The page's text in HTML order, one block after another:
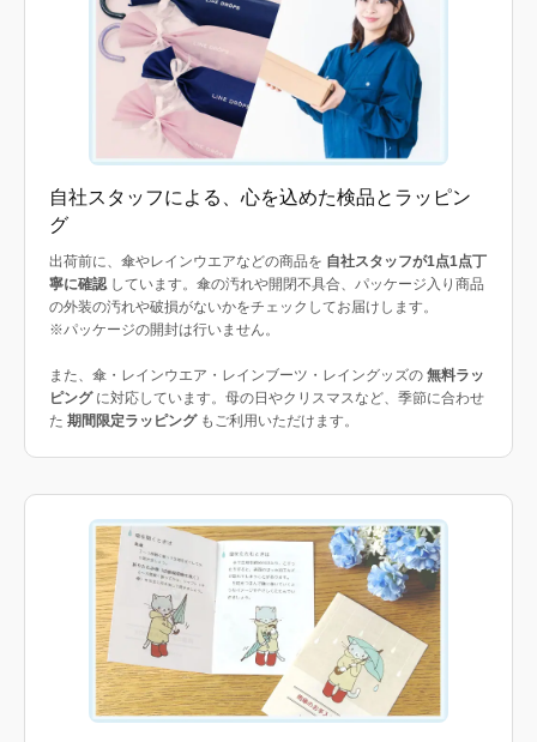
自社スタッフによる、心を込めた検品とラッピン
グ
出荷前に、傘やレインウエアなどの商品を 自社スタッフが1点1点丁
寧に確認 しています。傘の汚れや開閉不具合、パッケージ入り商品
の外装の汚れや破損がないかをチェックしてお届けします。
※パッケージの開封は行いません。
また、傘・レインウエア・レインブーツ・レイングッズの 無料ラッ
ピングに対応しています。母の日やクリスマスなど、季節に合わせ
た 期間限定ラッピングもご利用いただけます。